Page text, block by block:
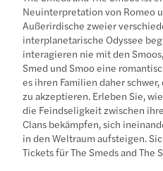
Neuinterpretation von Romeo
Außerirdische zweier
interplanetarische Odyssee
interagieren nie mit den
Smed und Smoo eine
es ihren Familien daher
zu akzeptieren. Erleben Sie,
die Feindseligkeit zwischen
Clans bekämpfen, sich
in den Weltraum aufsteigen.
Tickets für The Smeds and The